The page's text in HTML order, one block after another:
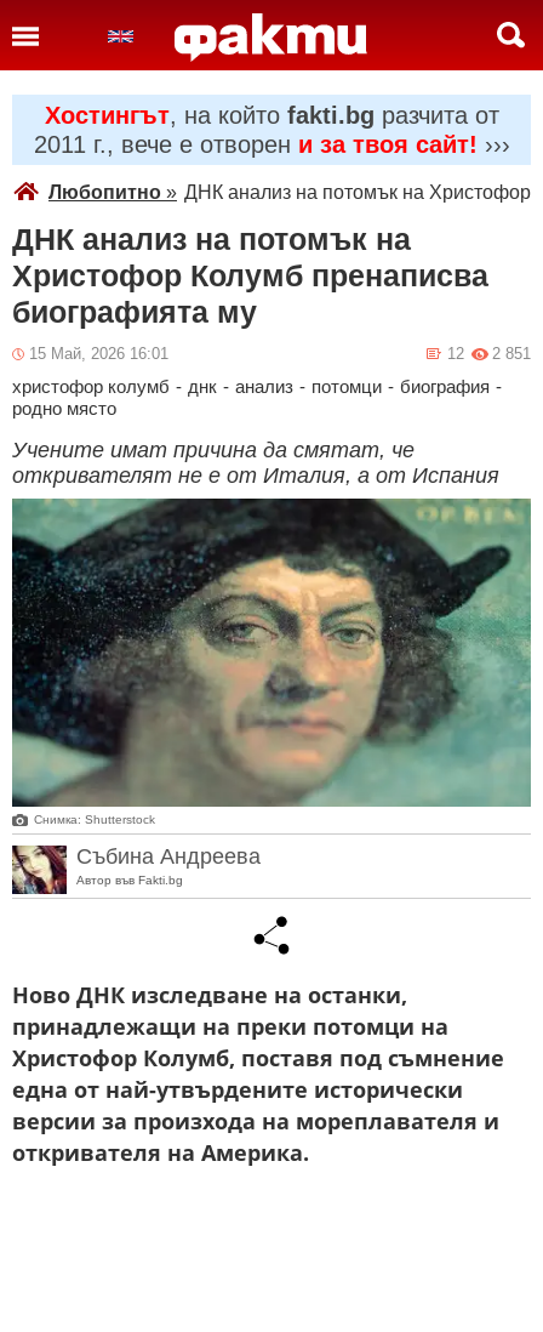
Хостингът, на който fakti.bg разчита от
2011 г., вече е отворен и за твоя сайт! ›››
Любопитно » ДНК анализ на потомък на Христофор
ДНК анализ на потомък на
Христофор Колумб пренаписва
биографията му
15 Май, 2026 16:01 2 851
12
христофор колумб - днк - анализ - потомци - биография -
родно място
Учените имат причина да смятат, че
откривателят не е от Италия, а от Испания
Снимка: Shutterstock
Събина Андреева
Автор във Fakti.bg
Ново ДНК изследване на останки,
принадлежащи на преки потомци на
Христофор Колумб, поставя под съмнение
една от най-утвърдените исторически
версии за произхода на мореплавателя и
откривателя на Америка.